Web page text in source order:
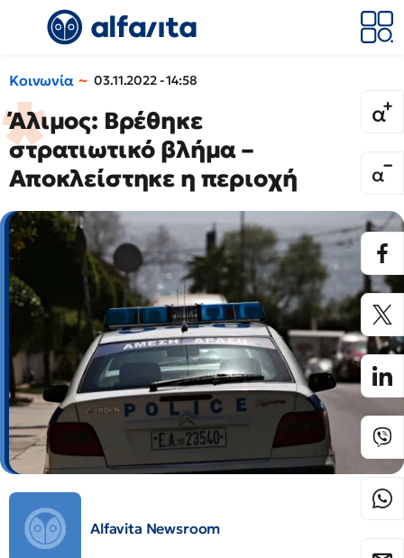
Κοινωνία 03.11.2022 - 14:58
Άλιμος: Βρέθηκε
στρατιωτικό βλήμα –
Αποκλείστηκε η περιοχή
Alfavita Newsroom